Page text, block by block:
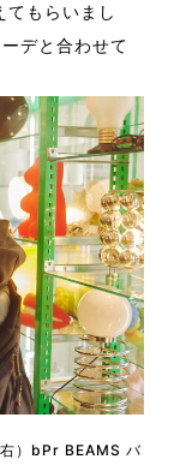
てもらいまし
デと合わせて
）bPr BEAMS バ